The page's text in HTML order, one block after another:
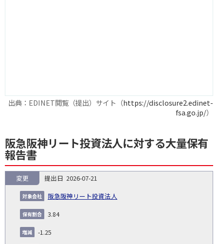
出典：EDINET閲覧（提出）サイト（https://disclosure2.edinet-
fsa.go.jp/）
阪急阪神リート投資法人に対する大量保有
報告書
NO.
告
義
務
発
生
日
提
日
証券
対
2026-07-21
阪急阪神リート投資法人
変更
3.84
-1.25